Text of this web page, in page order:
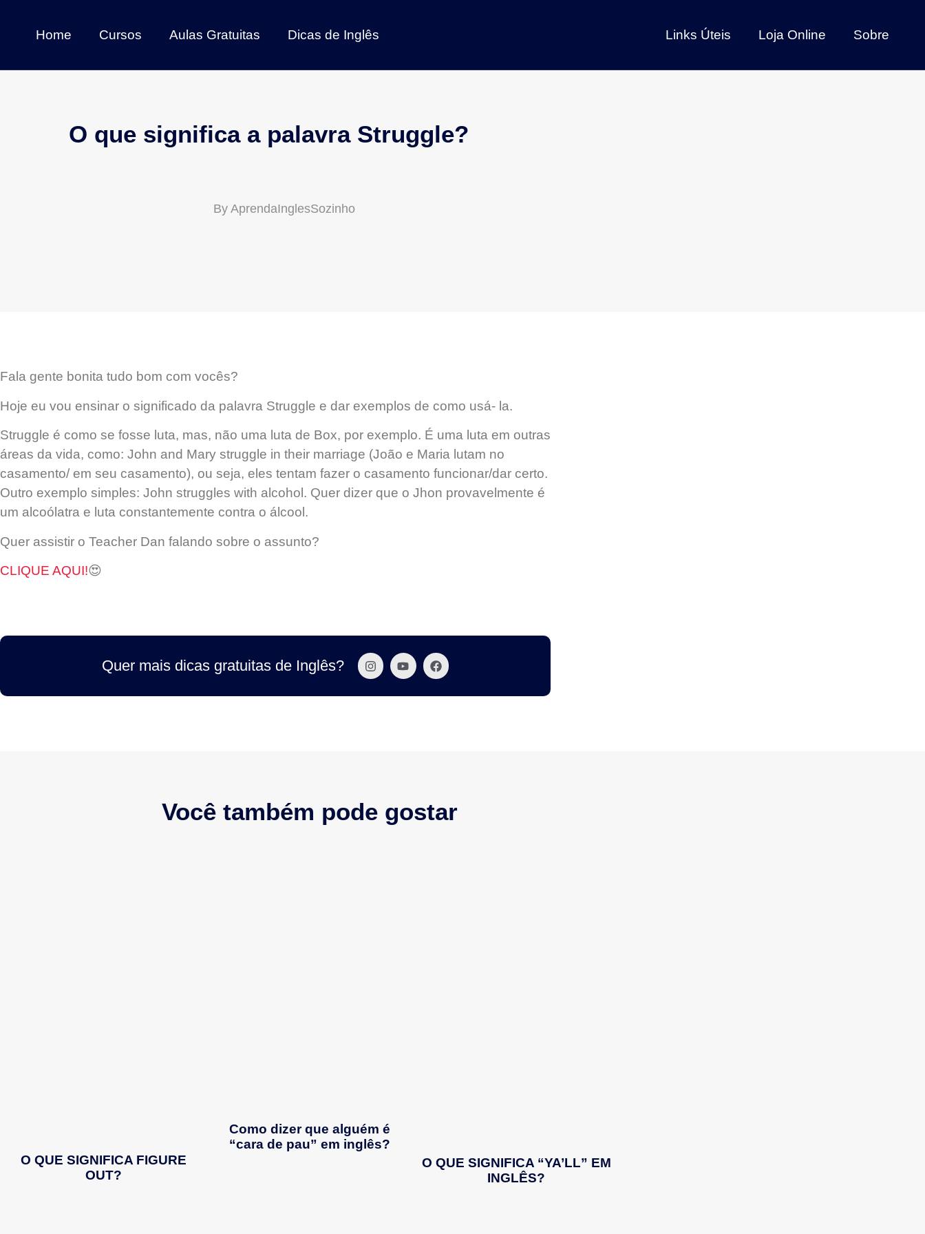
Home Cursos Aulas Gratuitas Dicas de Inglês Links Úteis Loja Online Sobre
O que significa a palavra Struggle?
By AprendaInglesSozinho
Fala gente bonita tudo bom com vocês?
Hoje eu vou ensinar o significado da palavra Struggle e dar exemplos de como usá- la.
Struggle é como se fosse luta, mas, não uma luta de Box, por exemplo. É uma luta em outras
áreas da vida, como: John and Mary struggle in their marriage (João e Maria lutam no
casamento/ em seu casamento), ou seja, eles tentam fazer o casamento funcionar/dar certo.
Outro exemplo simples: John struggles with alcohol. Quer dizer que o Jhon provavelmente é
um alcoólatra e luta constantemente contra o álcool.
Quer assistir o Teacher Dan falando sobre o assunto?
CLIQUE AQUI!😍
Quer mais dicas gratuitas de Inglês?
Você também pode gostar
O QUE SIGNIFICA FIGURE
OUT?
Como dizer que alguém é
“cara de pau” em inglês?
O QUE SIGNIFICA “YA’LL” EM
INGLÊS?